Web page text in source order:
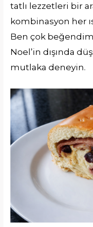
tatlı lezzetleri bir
kombinasyon her
Ben çok
Noel’in dışında
mutlaka deneyin.